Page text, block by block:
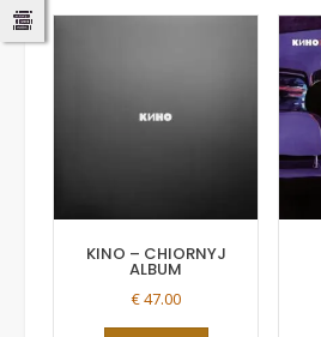
KINO – CHIORNYJ
ALBUM
€47.00